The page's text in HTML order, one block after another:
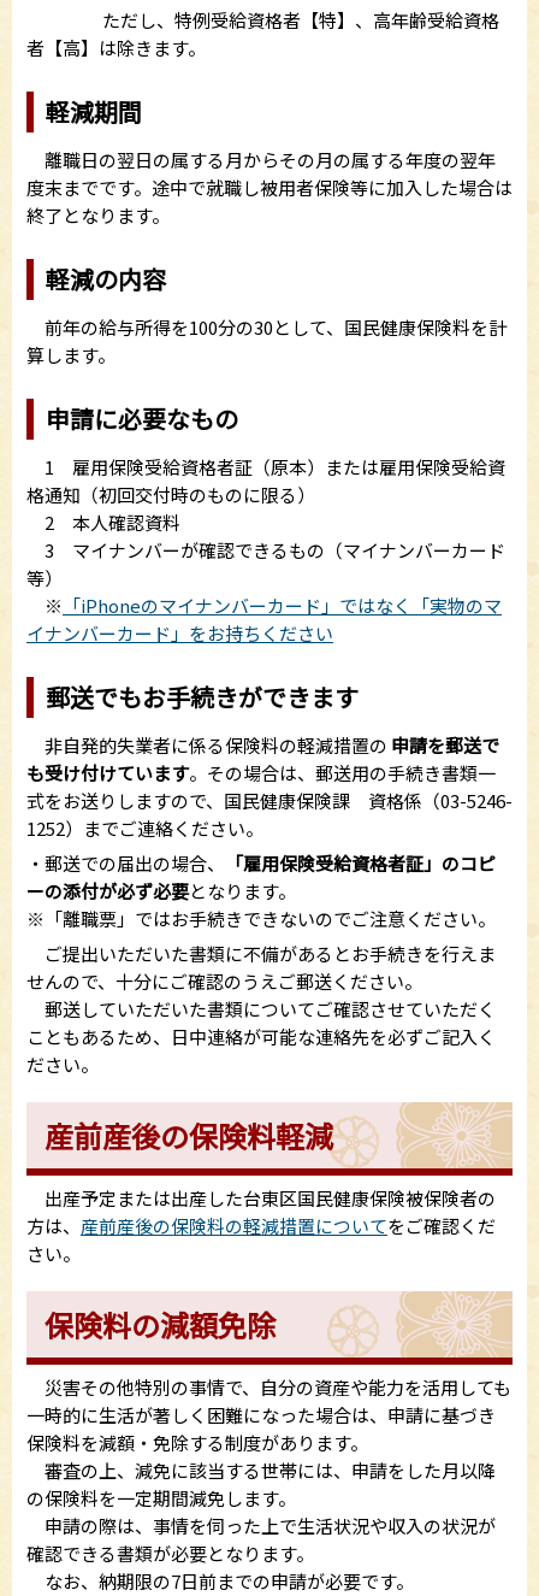
ただし、特例受給資格者【特】、高年齢受給資格
者【高】は除きます。
軽減期間
離職日の翌日の属する月からその月の属する年度の翌年
度末までです。途中で就職し被用者保険等に加入した場合は
終了となります。
軽減の内容
前年の給与所得を100分の30として、国民健康保険料を計
算します。
申請に必要なもの
1 雇用保険受給資格者証（原本）または雇用保険受給資
格通知（初回交付時のものに限る）
2 本人確認資料
3 マイナンバーが確認できるもの（マイナンバーカード
等）
※ 「iPhoneのマイナンバーカード」ではなく「実物のマ
イナンバーカード」をお持ちください
郵送でもお手続きができます
非自発的失業者に係る保険料の軽減措置の 申請を郵送で
も受け付けています。その場合は、郵送用の手続き書類一
式をお送りしますので、国民健康保険課 資格係（03-5246-
1252）までご連絡ください。
・郵送での届出の場合、
「雇用保険受給資格者証」のコピ
ーの添付が必ず必要となります。
※「離職票」ではお手続きできないのでご注意ください。
ご提出いただいた書類に不備があるとお手続きを行えま
せんので、十分にご確認のうえご郵送ください。
郵送していただいた書類についてご確認させていただく
こともあるため、日中連絡が可能な連絡先を必ずご記入く
ださい。
産前産後の保険料軽減
出産予定または出産した台東区国民健康保険被保険者の
方は、 産前産後の保険料の軽減措置についてをご確認くだ
さい。
保険料の減額免除
災害その他特別の事情で、自分の資産や能力を活用しても
一時的に生活が著しく困難になった場合は、申請に基づき
保険料を減額・免除する制度があります。
審査の上、減免に該当する世帯には、申請をした月以降
の保険料を一定期間減免します。
申請の際は、事情を伺った上で生活状況や収入の状況が
確認できる書類が必要となります。
なお、納期限の7日前までの申請が必要です。